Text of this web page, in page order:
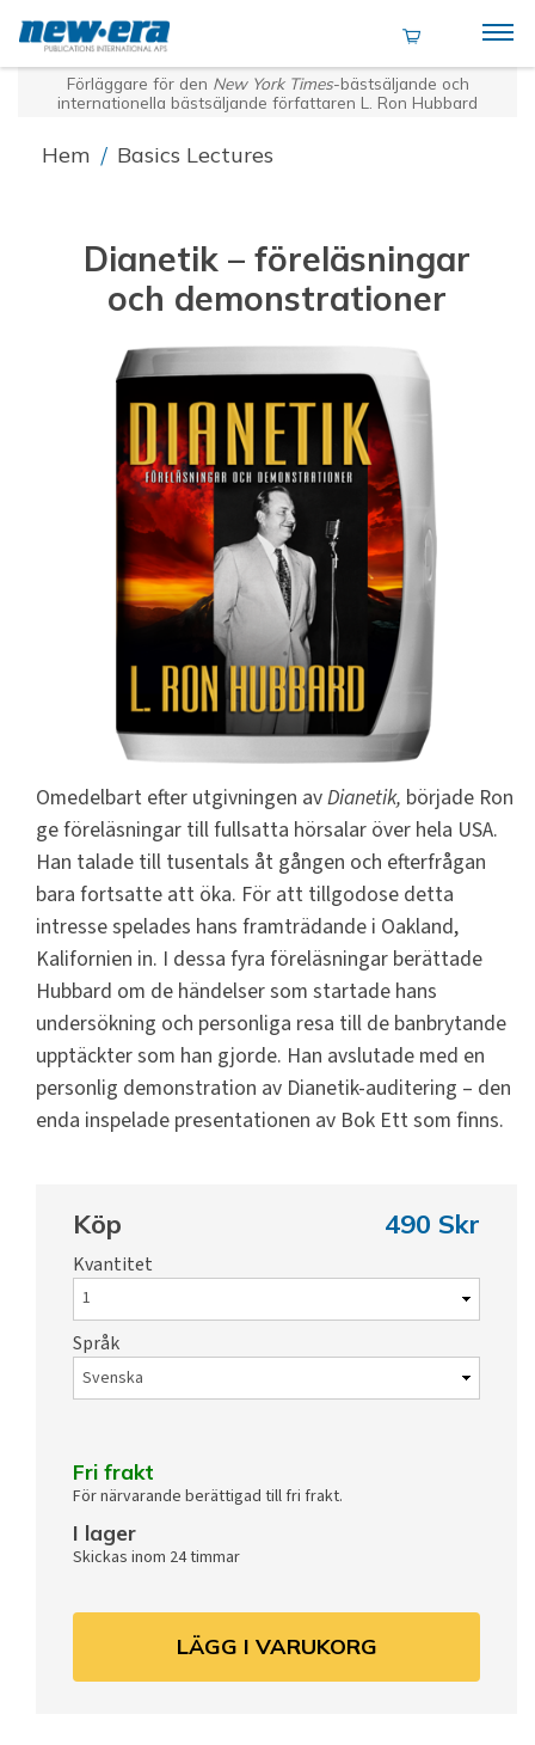
Förläggare för den New York Times-bästsäljande och
internationella bästsäljande författaren L. Ron Hubbard
Hem / Basics Lectures
Dianetik – föreläsningar
och demonstrationer
Omedelbart efter utgivningen avDianetik, började Ron
ge föreläsningar till fullsatta hörsalar över hela USA.
Han talade till tusentals åt gången och efterfrågan
bara fortsatte att öka. För att tillgodose detta
intresse spelades hans framträdande i Oakland,
Kalifornien in. I dessa fyra föreläsningar berättade
Hubbard om de händelser som startade hans
undersökning och personliga resa till de banbrytande
upptäckter som han gjorde. Han avslutade med en
personlig demonstration av Dianetik-auditering – den
enda inspelade presentationen av Bok Ett som finns.
Köp 490 Skr
Kvantitet
Språk
Fri frakt
För närvarande berättigad till fri frakt.
I lager
Skickas inom 24 timmar
LÄGG I VARUKORG